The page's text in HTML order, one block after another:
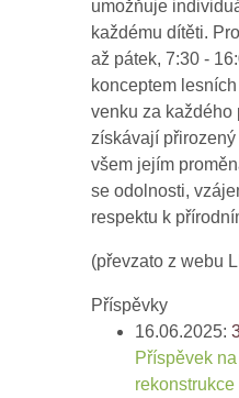
umožňuje
každému dítěti.
až pátek, 7:30 -
konceptem
venku za každého
získávají
všem jejím
se odolnosti,
respektu k
(převzato z webu
Příspěvky
16.06.2025:
Příspěvek
rekonstrukce